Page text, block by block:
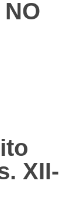
XII-